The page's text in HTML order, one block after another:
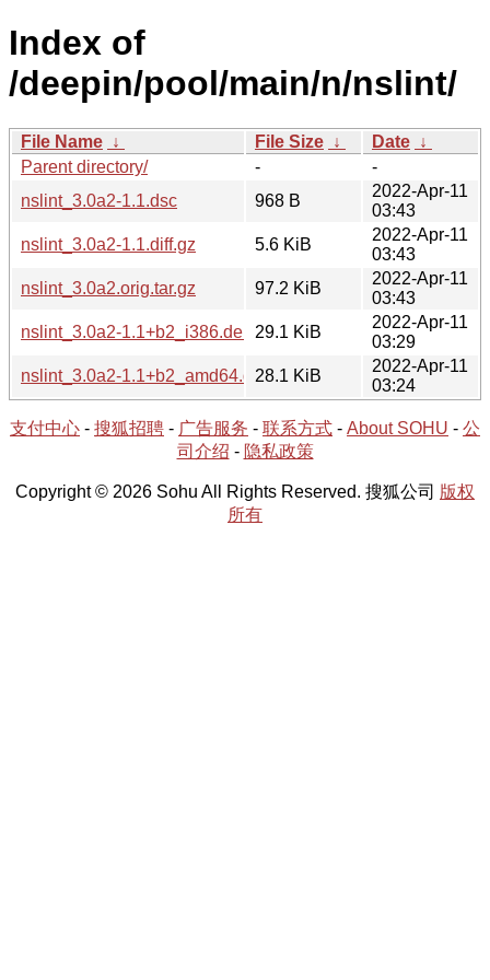
Index of
/deepin/pool/main/n/nslint/
File Name ↓ File Size ↓ Date ↓
Parent directory/
-
-
nslint_3.0a2-1.1.dsc
968 B
2022-Apr-11
03:43
nslint_3.0a2-1.1.diff.gz
5.6 KiB
2022-Apr-11
03:43
nslint_3.0a2.orig.tar.gz
97.2 KiB
2022-Apr-11
03:43
nslint_3.0a2-1.1+b2_i386.deb
29.1 KiB
2022-Apr-11
03:29
nslint_3.0a2-1.1+b2_amd64.deb28.1 KiB
2022-Apr-11
03:24
支付中心 - 搜狐招聘 - 广告服务 - 联系方式 - About SOHU - 公
司介绍 - 隐私政策
Copyright © 2026 Sohu All Rights Reserved. 搜狐公司 版权
所有